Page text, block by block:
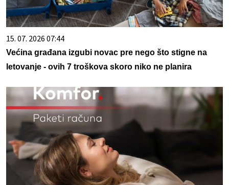
15. 07. 2026 07:44
Većina građana izgubi novac pre nego što stigne na
letovanje - ovih 7 troškova skoro niko ne planira